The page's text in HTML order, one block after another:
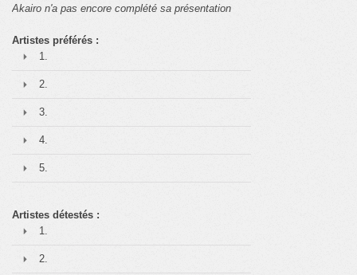
Akairo n'a pas encore complété sa présentation
Artistes préférés :
1.
2.
3.
4.
5.
Artistes détestés :
1.
2.